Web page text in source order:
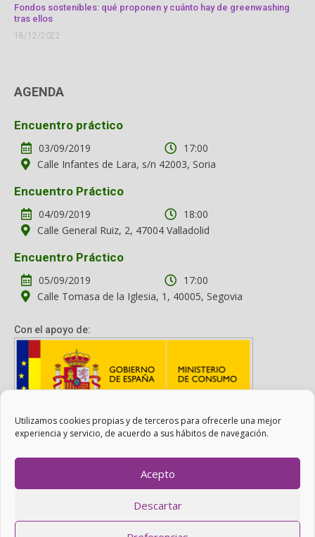
Utilizamos cookies propias y de terceros para ofrecerle una mejor
experiencia y servicio, de acuerdo a sus hábitos de navegación.
Acepto
Descartar
Fondos sostenibles: qué proponen y cuánto hay de greenwashing
tras ellos
18/12/2022
AGENDA
Encuentro práctico
03/09/2019
17:00
Calle Infantes de Lara, s/n 42003, Soria
Encuentro Práctico
04/09/2019
18:00
Calle General Ruiz, 2, 47004 Valladolid
Encuentro Práctico
05/09/2019
17:00
Calle Tomasa de la Iglesia, 1, 40005, Segovia
Con el apoyo de:
Con el apoyo del Ministerio de Consumo. Su contenido es
responsabilidad exclusiva de la asociación.
Realizado conWordPresscon ayuda deAgítalo 3.0.